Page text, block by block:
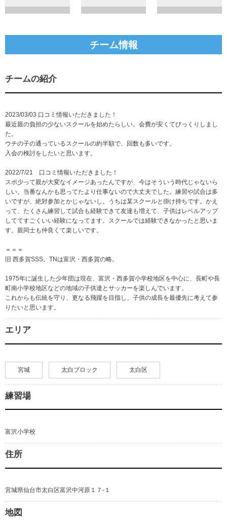
チーム情報
チームの紹介
2023/03/03 口コミ情報いただきました！
最近親の負担の少ないスクールを始めたらしい。会費が安くてびっくりしまし
た。
ウチの子の通っているスクールの約半額で、回数も多いです。
入会の検討をしたいと思います。
2022/7/21 口コミ情報いただきました！
スポ少って親が大変なイメージあったんですが、今はそういう時代じゃないら
しい。当番なんかも思ってたより仕事ないので大丈夫でした。練習や試合は多
いですが、絶対参加とかじゃないし。うちは某スクールと掛け持ちです。かえ
って、たくさん練習して試合も経験できて友達も増えて、子供はレベルアップ
しててすごくいい経験になってます。スクールでは経験できなかったと思いま
す。親同士も仲良くて楽しいです。
＝＝＝
旧 西多賀SSS。TNは富沢・西多賀の略。
1975年に誕生した少年団は現在、富沢・西多賀小学校地区を中心に、長町や長
町南小学校地区などの地域の子供達とサッカーを楽しんでいます。
これからも伝統を守り、更なる飛躍を目指し、子供の成長を最優先に考えて参
りたいと思います。
エリア
宮城 太白ブロック 太白区
練習場
富沢小学校
住所
宮城県仙台市太白区富沢中河原１７-１
地図